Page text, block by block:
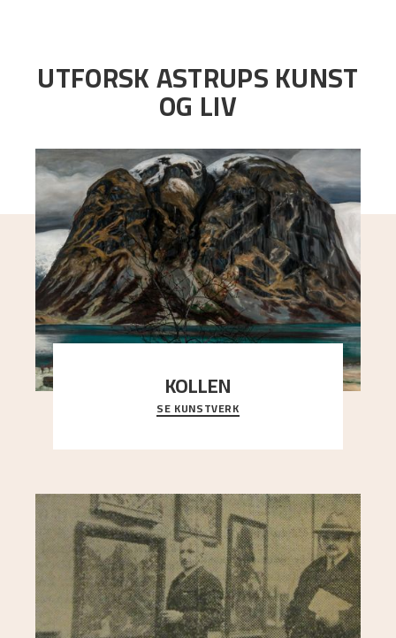
UTFORSK ASTRUPS KUNST
OG LIV
KOLLEN
Et ruvende fjell dominerer bildeflaten, og står i
sterk kontrast til det spinkle rognetreet ute
SE KUNSTVERK